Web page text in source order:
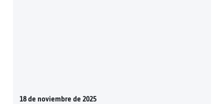
18 de noviembre de 2025